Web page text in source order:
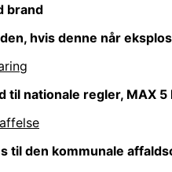
brand
hvis denne når
til nationale regler, MAX 5
til den kommunale